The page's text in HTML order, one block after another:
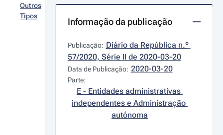
Outros
Tipos
Informação da publicação
Publicação: Diário da República n.º
57/2020, Série II de 2020-03-20
Data de Publicação: 2020-03-20
Parte:
E - Entidades administrativas
independentes e Administração
autónoma